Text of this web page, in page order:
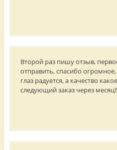
Второй раз пишу отзыв,
отправить, спасибо
глаз радуется, а качество
следующий заказ через